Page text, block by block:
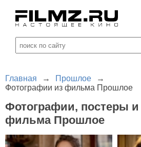
Главная → Прошлое
→
Фотографии из фильма Прошлое
Фотографии, постеры
фильма Прошлое